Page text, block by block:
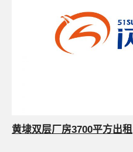
黄埭双层厂房3700平方出租